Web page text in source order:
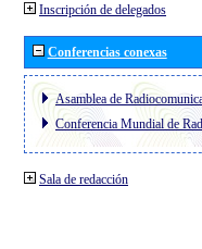
Inscripción de delegados
Conferencias conexas
Asamblea de
Conferencia Mundial de
Sala de redacción